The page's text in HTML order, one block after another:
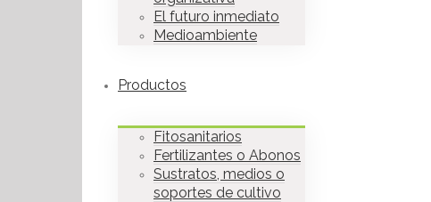
El futuro inmediato
Medioambiente
Productos
Fitosanitarios
Fertilizantes o Abonos
Sustratos, medios o
soportes de cultivo